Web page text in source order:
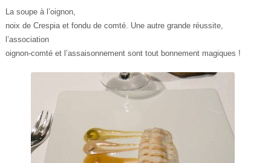
La soupe à l’oignon,
noix de Crespia et fondu de comté. Une autre grande réussite,
l’association
oignon-comté et l’assaisonnement sont tout bonnement magiques !